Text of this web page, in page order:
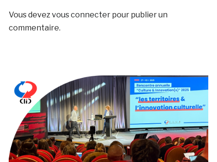
Vous devezvous connecterpour publier un
commentaire.